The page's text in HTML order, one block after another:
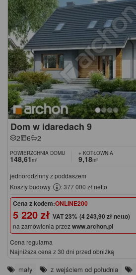
Dom w idaredach 9
2 6 2
POWIERZCHNIA DOMU
148,61m²
+ KOTŁOWNIA
9,18m²
jednorodzinny z poddaszem
Koszty budowy
: 377 000 zł netto
Cena z kodem:ONLINE200
5 220 zł (4 243,90 zł netto)
na zamówienia przezwww.archon.pl
Cena regularna
Najniższa cena z 30 dni przed obniżką
mały z wejściem od południa